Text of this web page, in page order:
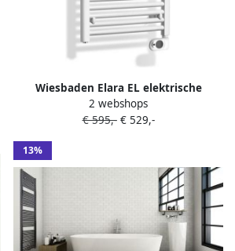
Wiesbaden Elara EL elektrische
handdoek radiator 77x60 cm 400 watt
wit
2 webshops
€ 595,-€ 529,-
13%